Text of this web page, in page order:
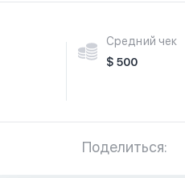
Средний чек
$ 500
Поделиться: